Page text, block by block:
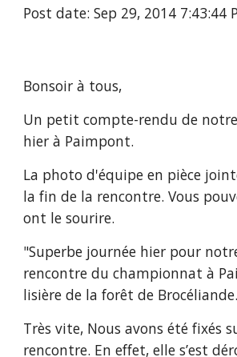
Post date: Sep 29, 2014 7:43:44
Bonsoir à tous,
Un petit compte-rendu de
hier à Paimpont.
La photo d'équipe en pièce
la fin de la rencontre. Vous
ont le sourire.
"Superbe journée hier pour
rencontre du championnat à
lisière de la forêt de Brocéliande.
Très vite, Nous avons été fixés
rencontre. En effet, elle s’est